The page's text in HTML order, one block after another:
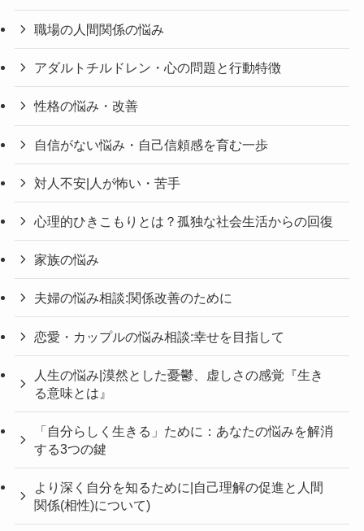
職場の人間関係の悩み
アダルトチルドレン・心の問題と行動特徴
性格の悩み・改善
自信がない悩み・自己信頼感を育む一歩
対人不安|人が怖い・苦手
心理的ひきこもりとは？孤独な社会生活からの回復
家族の悩み
夫婦の悩み相談:関係改善のために
恋愛・カップルの悩み相談:幸せを目指して
人生の悩み|漠然とした憂鬱、虚しさの感覚『生き
る意味とは』
「自分らしく生きる」ために：あなたの悩みを解消
する3つの鍵
より深く自分を知るために|自己理解の促進と人間
関係(相性)について)